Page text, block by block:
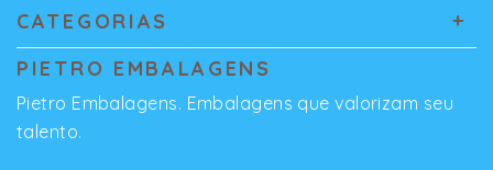
CATEGORIAS
PIETRO EMBALAGENS
Pietro Embalagens. Embalagens que valorizam seu
talento.